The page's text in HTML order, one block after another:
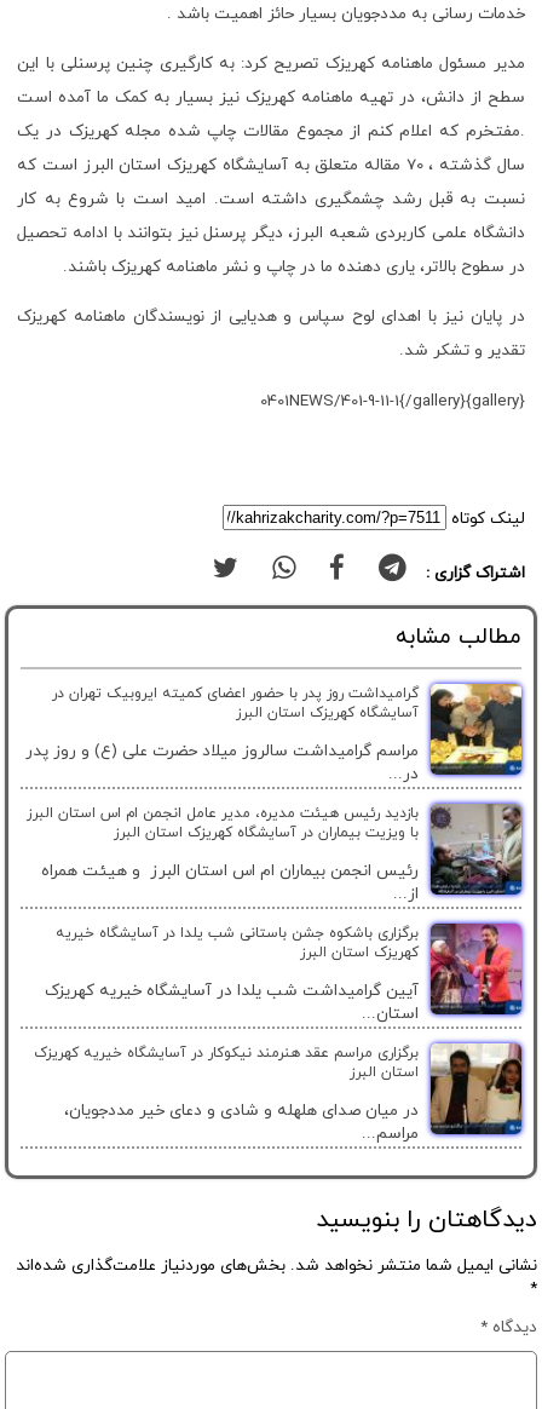
خدمات رسانی به مددجویان بسیار حائز اهمیت باشد .
مدیر مسئول ماهنامه کهریزک تصریح کرد: به کارگیری چنین پرسنلی با این
سطح از دانش، در تهیه ماهنامه کهریزک نیز بسیار به کمک ما آمده است
.مفتخرم که اعلام کنم از مجموع مقالات چاپ شده مجله کهریزک در یک
سال گذشته ، 70 مقاله متعلق به آسایشگاه کهریزک استان البرز است که
نسبت به قبل رشد چشمگیری داشته است. امید است با شروع به کار
دانشگاه علمی کاربردی شعبه البرز، دیگر پرسنل نیز بتوانند با ادامه تحصیل
در سطوح بالاتر، یاری دهنده ما در چاپ و نشر ماهنامه کهریزک باشند.
در پایان نیز با اهدای لوح سپاس و هدیایی از نویسندگان ماهنامه کهریزک
تقدیر و تشکر شد.
{gallery}0401NEWS/401-9-11-1{/gallery}
لینک کوتاه
اشتراک گزاری :
مطالب مشابه
گرامیداشت روز پدر با حضور اعضای کمیته ایروبیک تهران در
آسایشگاه کهریزک استان البرز
مراسم گرامیداشت سالروز میلاد حضرت علی (ع) و روز پدر
در...
بازدید رئیس هیئت مدیره، مدیر عامل انجمن ام اس استان البرز
با ویزیت بیماران در آسایشگاه کهریزک استان البرز
رئیس انجمن بیماران ام اس استان البرز و هیئت همراه
از...
برگزاری باشکوه جشن باستانی شب یلدا در آسایشگاه خیریه
کهریزک استان البرز
آیین گرامیداشت شب یلدا در آسایشگاه خیریه کهریزک
استان...
برگزاری مراسم عقد هنرمند نیکوکار در آسایشگاه خیریه کهریزک
استان البرز
در میان صدای هلهله و شادی و دعای خیر مددجویان،
مراسم...
دیدگاهتان را بنویسید
نشانی ایمیل شما منتشر نخواهد شد. بخش‌های موردنیاز علامت‌گذاری شده‌اند
*
دیدگاه*